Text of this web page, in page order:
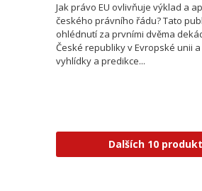
Jak právo EU ovlivňuje výklad a
českého právního řádu? Tato
ohlédnutí za prvními dvěma
České republiky v Evropské unii
vyhlídky a predikce...
Dalších 10